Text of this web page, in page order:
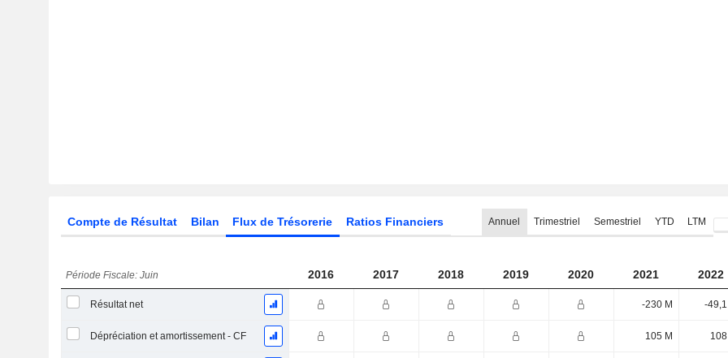
Compte de Résultat Bilan Flux de Trésorerie Ratios Financiers Annuel Trimestriel Semestriel YTD LTM
Période Fiscale: Juin 2016 2017 2018 2019 2020 2021 2022
Résultat net -230 M -49,1
Dépréciation et amortissement - CF 105 M 108